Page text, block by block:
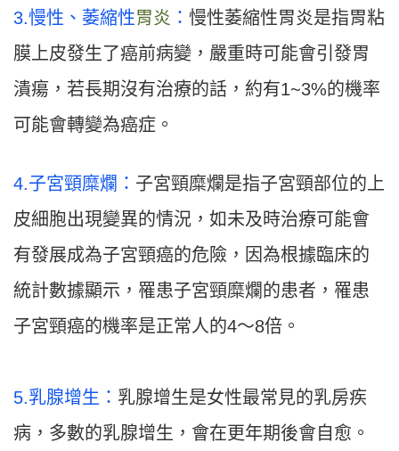
3.慢性、萎縮性胃炎 ： 慢性萎縮性胃炎是指胃粘
膜上皮發生了癌前病變，嚴重時可能會引發胃
潰瘍，若長期沒有治療的話，約有1~3%的機率
可能會轉變為癌症。
4.子宮頸糜爛： 子宮頸糜爛是指子宮頸部位的上
皮細胞出現變異的情況，如未及時治療可能會
有發展成為子宮頸癌的危險，因為根據臨床的
統計數據顯示，罹患子宮頸糜爛的患者，罹患
子宮頸癌的機率是正常人的4～8倍。
5.乳腺增生： 乳腺增生是女性最常見的乳房疾
病，多數的乳腺增生，會在更年期後會自愈。